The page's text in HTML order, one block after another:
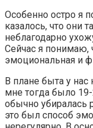
Особенно остро я
казалось, что они
неблагодарно
Сейчас я понимаю,
эмоциональная и
В плане быта у
мне тогда было 19-
обычно убиралась
это был способ